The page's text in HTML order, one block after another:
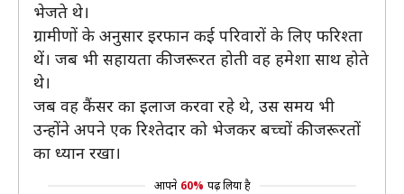
भेजते थे।
ग्रामीणों के अनुसार इरफान कई परिवारों के लिए फरिश्ता
थें। जब भी सहायता की जरूरत होती वह हमेशा साथ होते
थे।
जब वह कैंसर का इलाज करवा रहे थे, उस समय भी
उन्होंने अपने एक रिश्तेदार को भेजकर बच्चों की जरूरतों
का ध्यान रखा।
आपने 60% पढ़ लिया है